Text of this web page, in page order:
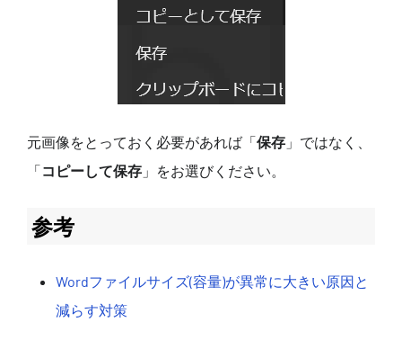
元画像をとっておく必要があれば「保存 」ではなく、
「コピーして保存 」をお選びください。
参考
Wordファイルサイズ(容量)が異常に大きい原因と
減らす対策